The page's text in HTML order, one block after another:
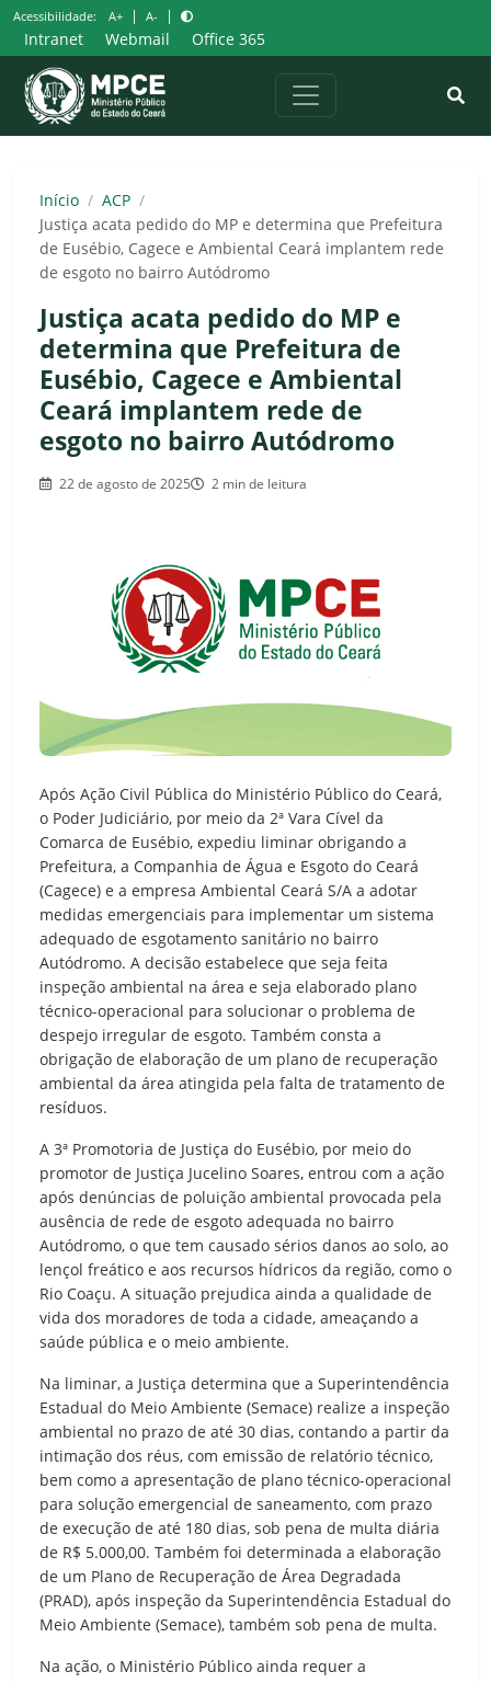
Pular
para
o
conteúdo
Acessibilidade: A+ | A- |
Intranet Webmail Office 365
Início / ACP /
Justiça acata pedido do MP e determina que Prefeitura
de Eusébio, Cagece e Ambiental Ceará implantem rede
de esgoto no bairro Autódromo
Justiça acata pedido do MP e
determina que Prefeitura de
Eusébio, Cagece e Ambiental
Ceará implantem rede de
esgoto no bairro Autódromo
22 de agosto de 2025 2 min de leitura
Após Ação Civil Pública do Ministério Público do Ceará,
o Poder Judiciário, por meio da 2ª Vara Cível da
Comarca de Eusébio, expediu liminar obrigando a
Prefeitura, a Companhia de Água e Esgoto do Ceará
(Cagece) e a empresa Ambiental Ceará S/A a adotar
medidas emergenciais para implementar um sistema
adequado de esgotamento sanitário no bairro
Autódromo. A decisão estabelece que seja feita
inspeção ambiental na área e seja elaborado plano
técnico-operacional para solucionar o problema de
despejo irregular de esgoto. Também consta a
obrigação de elaboração de um plano de recuperação
ambiental da área atingida pela falta de tratamento de
resíduos.
A 3ª Promotoria de Justiça do Eusébio, por meio do
promotor de Justiça Jucelino Soares, entrou com a ação
após denúncias de poluição ambiental provocada pela
ausência de rede de esgoto adequada no bairro
Autódromo, o que tem causado sérios danos ao solo, ao
lençol freático e aos recursos hídricos da região, como o
Rio Coaçu. A situação prejudica ainda a qualidade de
vida dos moradores de toda a cidade, ameaçando a
saúde pública e o meio ambiente.
Na liminar, a Justiça determina que a Superintendência
Estadual do Meio Ambiente (Semace) realize a inspeção
ambiental no prazo de até 30 dias, contando a partir da
intimação dos réus, com emissão de relatório técnico,
bem como a apresentação de plano técnico-operacional
para solução emergencial de saneamento, com prazo
de execução de até 180 dias, sob pena de multa diária
de R$ 5.000,00. Também foi determinada a elaboração
de um Plano de Recuperação de Área Degradada
(PRAD), após inspeção da Superintendência Estadual do
Meio Ambiente (Semace), também sob pena de multa.
Na ação, o Ministério Público ainda requer a